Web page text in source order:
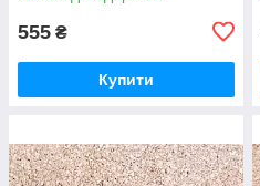
555 ₴
Купити